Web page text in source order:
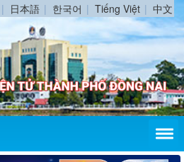
日本語 한국어 Tiếng Việt 中文